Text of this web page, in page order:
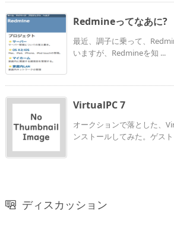
Redmineってなあに?
最近、調子に乗って、
いますが、Redmineを知 ...
VirtualPC 7
オークションで落とした、
ンストールしてみた。ゲスト
ディスカッション